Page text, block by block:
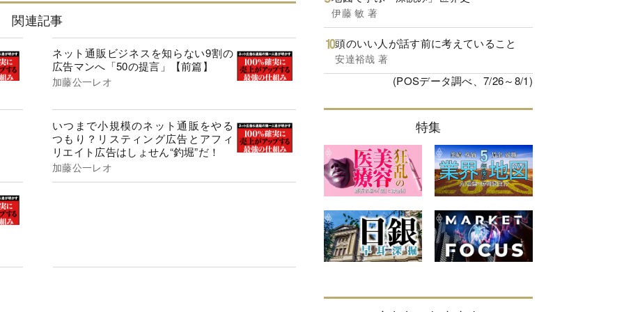
関連記事
ネット通販ビジネスを知らない9割の
広告マンへ「50の提言」【前篇】
加藤公一レオ
いつまで小規模のネット通販をやる
つもり？リスティング広告とアフィ
リエイト広告はしょせん“釣堀”だ！
加藤公一レオ
伊藤 敏 著
頭のいい人が話す前に考えていること
安達裕哉 著
(POSデータ調べ、7/26～8/1)
特集